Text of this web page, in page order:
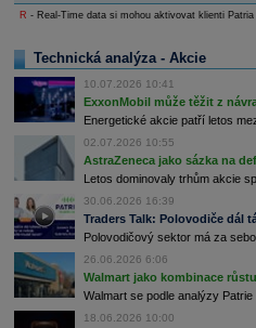
R - Real-Time data si mohou aktivovat klienti
Technická analýza - Akcie
10.07.2026 10:41
ExxonMobil může těžit z
Energetické akcie patří letos
02.07.2026 10:55
AstraZeneca jako sázka na
Letos dominovaly trhům akcie
30.06.2026 16:39
Traders Talk: Polovodiče dál
Polovodičový sektor má za
26.06.2026 6:06
Walmart jako kombinace
Walmart se podle analýzy
18.06.2026 10:00